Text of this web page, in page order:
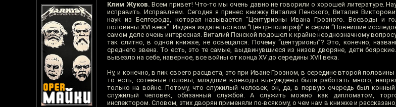
Клим Жуков. Всем привет! Что-то мы очень давно не говорили о хорошей литературе.
исправить. Исправляем. Сегодня я принес книжку Виталия Пенского, Виталия
наук из Белгорода, которая называется “Центурионы Ивана Грозного. Воеводы и
половины XVI века”. Издана издательством “Центр-полиграф” в серии “Новейшие
самом деле очень интересная. Виталий Пенской подошел к крайне неоднозначному
так слитно, в одной книжке, не освещался. Почему “центурионы”? Это, конечно,
среднего звена. То есть, это те самые, выдвинувшиеся из низов дворяне, дети
вывезло на себе, наверное, все войны от конца XV до середины XVII века.
Ну, и конечно, в пик своего расцвета, это при Иване Грозном, в середине второй
то есть, сотенные головы, младшие воеводы вынуждены были работать много,
только на войне. Потому, что служилый человек, он, да, в первую очередь был
служилый человек, обязанный службой. А служить можно как дипломатом,
инспектором. Словом, этих дворян применяли по-всякому, о чем нам в книжке и